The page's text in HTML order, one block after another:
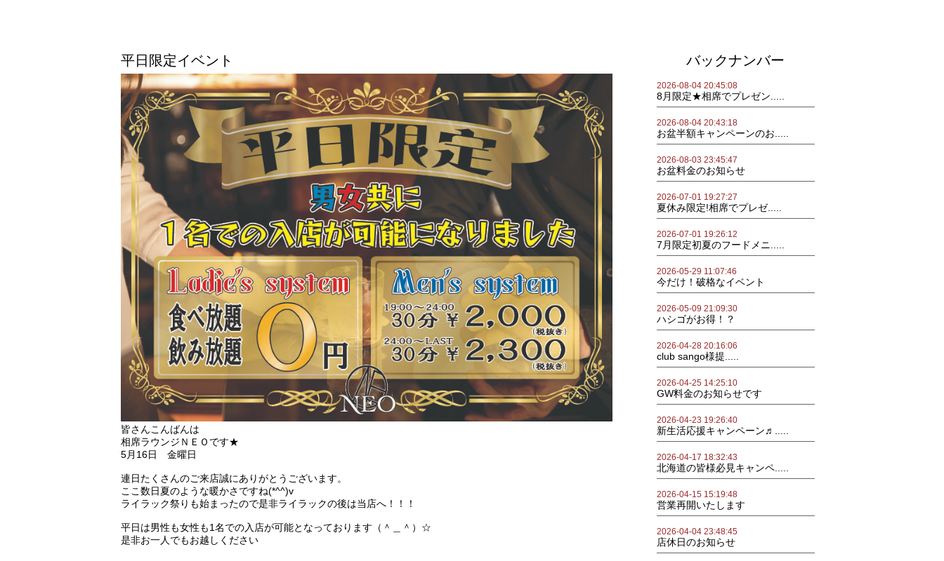
平日限定イベント
皆さんこんばんは
相席ラウンジＮＥＯです★
5月16日 金曜日
連日たくさんのご来店誠にありがとうございます。
ここ数日夏のような暖かさですね(*^^)v
ライラック祭りも始まったので是非ライラックの後は当店へ！！！
平日は男性も女性も1名での入店が可能となっております（＾＿＾）☆
是非お一人でもお越しください
バックナンバー
2026-08-04 20:45:08
8月限定★相席でプレゼン.....
2026-08-04 20:43:18
お盆半額キャンペーンのお.....
2026-08-03 23:45:47
お盆料金のお知らせ
2026-07-01 19:27:27
夏休み限定!相席でプレゼ.....
2026-07-01 19:26:12
7月限定初夏のフードメニ.....
2026-05-29 11:07:46
今だけ！破格なイベント
2026-05-09 21:09:30
ハシゴがお得！？
2026-04-28 20:16:06
club sango様提.....
2026-04-25 14:25:10
GW料金のお知らせです
2026-04-23 19:26:40
新生活応援キャンペーン♬.....
2026-04-17 18:32:43
北海道の皆様必見キャンペ.....
2026-04-15 15:19:48
営業再開いたします
2026-04-04 23:48:45
店休日のお知らせ